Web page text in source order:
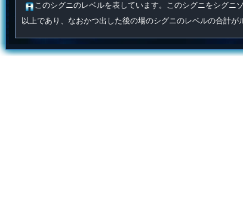
このシグニのレベルを表しています。このシグニをシグニ
以上であり、なおかつ出した後の場のシグニのレベルの合計が